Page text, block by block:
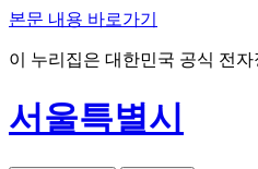
본문 내용 바로가기
이 누리집은 대한민국 공식 전
서울특별시